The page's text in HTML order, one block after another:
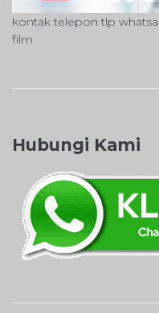
kontak telepon tlp
film
Hubungi Kami